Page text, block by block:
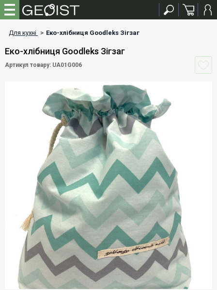
Для кухні > Еко-хлібниця Goodleks Зігзаг
Еко-хлібниця Goodleks Зігзаг
Артикул товару: UA01G006